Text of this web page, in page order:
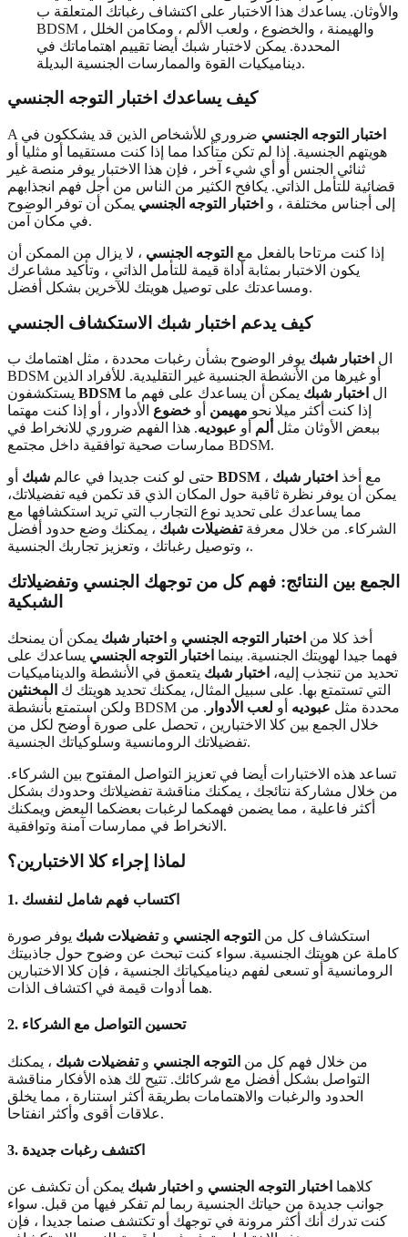
والأوثان. يساعدك هذا الاختبار على اكتشاف رغباتك المتعلقة ب
BDSM ، والهيمنة ، والخضوع ، ولعب الألم ، ومكامن الخلل
المحددة. يمكن لاختبار شبك أيضا تقييم اهتماماتك في
ديناميكيات القوة والممارسات الجنسية البديلة.
كيف يساعدك اختبار التوجه الجنسي
A اختبار التوجه الجنسي ضروري للأشخاص الذين قد يشككون في
هويتهم الجنسية. إذا لم تكن متأكدا مما إذا كنت مستقيما أو مثليا أو
ثنائي الجنس أو أي شيء آخر ، فإن هذا الاختبار يوفر منصة غير
قضائية للتأمل الذاتي. يكافح الكثير من الناس من أجل فهم انجذابهم
إلى أجناس مختلفة ، و اختبار التوجه الجنسي يمكن أن توفر الوضوح
في مكان آمن.
إذا كنت مرتاحا بالفعل مع التوجه الجنسي ، لا يزال من الممكن أن
يكون الاختبار بمثابة أداة قيمة للتأمل الذاتي ، وتأكيد مشاعرك
ومساعدتك على توصيل هويتك للآخرين بشكل أفضل.
كيف يدعم اختبار شبك الاستكشاف الجنسي
ال اختبار شبك يوفر الوضوح بشأن رغبات محددة ، مثل اهتمامك ب
BDSM أو غيرها من الأنشطة الجنسية غير التقليدية. للأفراد الذين
BDSM ال اختبار شبك يمكن أن يساعدك على فهم ما
إذا كنت أكثر ميلا نحو مهيمن أو خضوع الأدوار ، أو إذا كنت مهتما
ببعض الأوثان مثل ألم أو عبوديه. هذا الفهم ضروري للانخراط في
ممارسات صحية توافقية داخل مجتمع BDSM.
حتى لو كنت جديدا في عالم شبك BDSM ، مع أخذ اختبار شبك
يمكن أن يوفر نظرة ثاقبة حول المكان الذي قد تكمن فيه تفضيلاتك،
مما يساعدك على تحديد نوع التجارب التي تريد استكشافها مع
الشركاء. من خلال معرفةتفضيلات شبك ، يمكنك وضع حدود أفضل
، وتوصيل رغباتك ، وتعزيز تجاربك الجنسية.
الجمع بين النتائج: فهم كل من توجهك الجنسي وتفضيلاتك
الشبكية
أخذ كلا من اختبار التوجه الجنسي و اختبار شبك يمكن أن يمنحك
فهما جيدا لهويتك الجنسية. بينما اختبار التوجه الجنسي يساعدك على
تحديد من تنجذب إليه، اختبار شبك يتعمق في الأنشطة والديناميكيات
التي تستمتع بها. على سبيل المثال، يمكنك تحديد هويتك ك المخنثين
ولكن استمتع بأنشطة BDSM محددة مثل عبوديه أو لعب الأدوار . من
خلال الجمع بين كلا الاختبارين ، تحصل على صورة أوضح لكل من
تفضيلاتك الرومانسية وسلوكياتك الجنسية.
تساعد هذه الاختبارات أيضا في تعزيز التواصل المفتوح بين الشركاء.
من خلال مشاركة نتائجك ، يمكنك مناقشة تفضيلاتك وحدودك بشكل
أكثر فاعلية ، مما يضمن فهمكما لرغبات بعضكما البعض ويمكنك
الانخراط في ممارسات آمنة وتوافقية.
لماذا إجراء كلا الاختبارين؟
1. اكتساب فهم شامل لنفسك
استكشاف كل من التوجه الجنسي وتفضيلات شبك يوفر صورة
كاملة عن هويتك الجنسية. سواء كنت تبحث عن وضوح حول جاذبيتك
الرومانسية أو تسعى لفهم ديناميكياتك الجنسية ، فإن كلا الاختبارين
هما أدوات قيمة في اكتشاف الذات.
2. تحسين التواصل مع الشركاء
من خلال فهم كل من التوجه الجنسي وتفضيلات شبك ، يمكنك
التواصل بشكل أفضل مع شركائك. تتيح لك هذه الأفكار مناقشة
الحدود والرغبات والاهتمامات بطريقة أكثر استنارة ، مما يخلق
علاقات أقوى وأكثر انفتاحا.
3. اكتشف رغبات جديدة
كلاهما اختبار التوجه الجنسي و اختبار شبك يمكن أن تكشف عن
جوانب جديدة من حياتك الجنسية ربما لم تفكر فيها من قبل. سواء
كنت تدرك أنك أكثر مرونة في توجهك أو تكتشف صنما جديدا ، فإن